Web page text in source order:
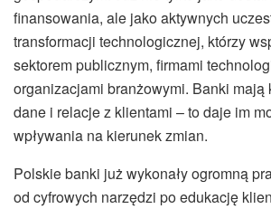
finansowania, ale jako aktywnych
transformacji technologicznej, którzy
sektorem publicznym, firmami
organizacjami branżowymi. Banki mają
dane i relacje z klientami – to daje im
wpływania na kierunek zmian.
Polskie banki już wykonały ogromną
od cyfrowych narzędzi po edukację